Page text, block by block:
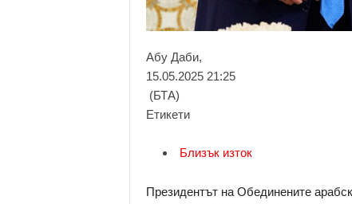
Абу Даби,
15.05.2025 21:25
(БТА)
Етикети
Близък изток
Президентът на Обединените